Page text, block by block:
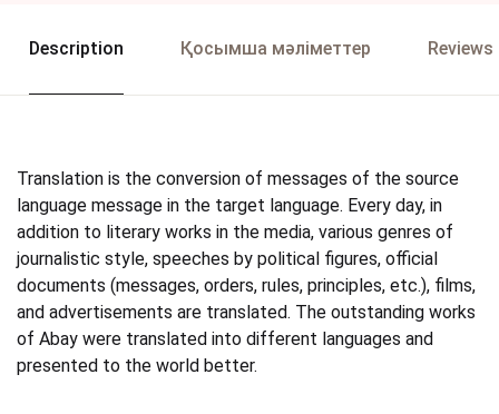
Description Қосымша мәліметтер Reviews
Translation is the conversion of messages of the source
language message in the target language. Every day, in
addition to literary works in the media, various genres of
journalistic style, speeches by political figures, official
documents (messages, orders, rules, principles, etc.), films,
and advertisements are translated. The outstanding works
of Abay were translated into different languages and
presented to the world better.